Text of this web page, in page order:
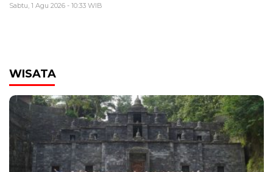
Sabtu, 1 Agu 2026 - 10:33 WIB
WISATA